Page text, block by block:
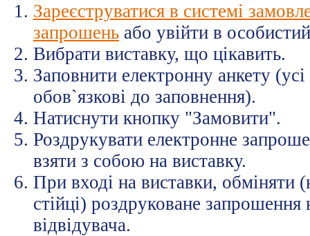
Зареєструватися в системі
запрошень або увійти в
Вибрати виставку, що цікавить.
Заповнити електронну анкету
обов`язкові до заповнення).
Натиснути кнопку "Замовити".
Роздрукувати електронне
взяти з собою на виставку.
При вході на виставки, обміняти
стійці) роздруковане
відвідувача.